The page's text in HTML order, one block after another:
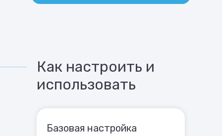
Как настроить и
использовать
Базовая настройка